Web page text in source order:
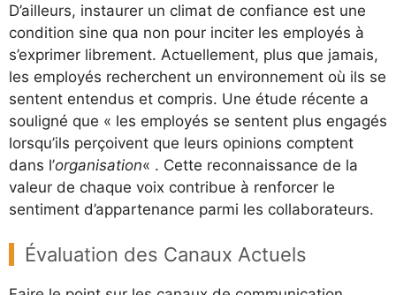
D’ailleurs, instaurer un climat de confiance est une
condition sine qua non pour inciter les employés à
s’exprimer librement. Actuellement, plus que jamais,
les employés recherchent un environnement où ils se
sentent entendus et compris. Une étude récente a
souligné que « les employés se sentent plus engagés
lorsqu’ils perçoivent que leurs opinions comptent
dans l’organisation« . Cette reconnaissance de la
valeur de chaque voix contribue à renforcer le
sentiment d’appartenance parmi les collaborateurs.
Évaluation des Canaux Actuels